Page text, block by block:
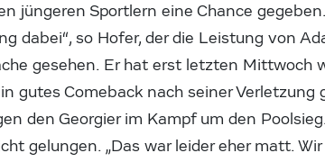
jüngeren Sportlern eine Chance
dabei“, so Hofer, der die Leistung von
gesehen. Er hat erst letzten Mittwoch
gutes Comeback nach seiner Verletzung
den Georgier im Kampf um den
gelungen. „Das war leider eher matt.